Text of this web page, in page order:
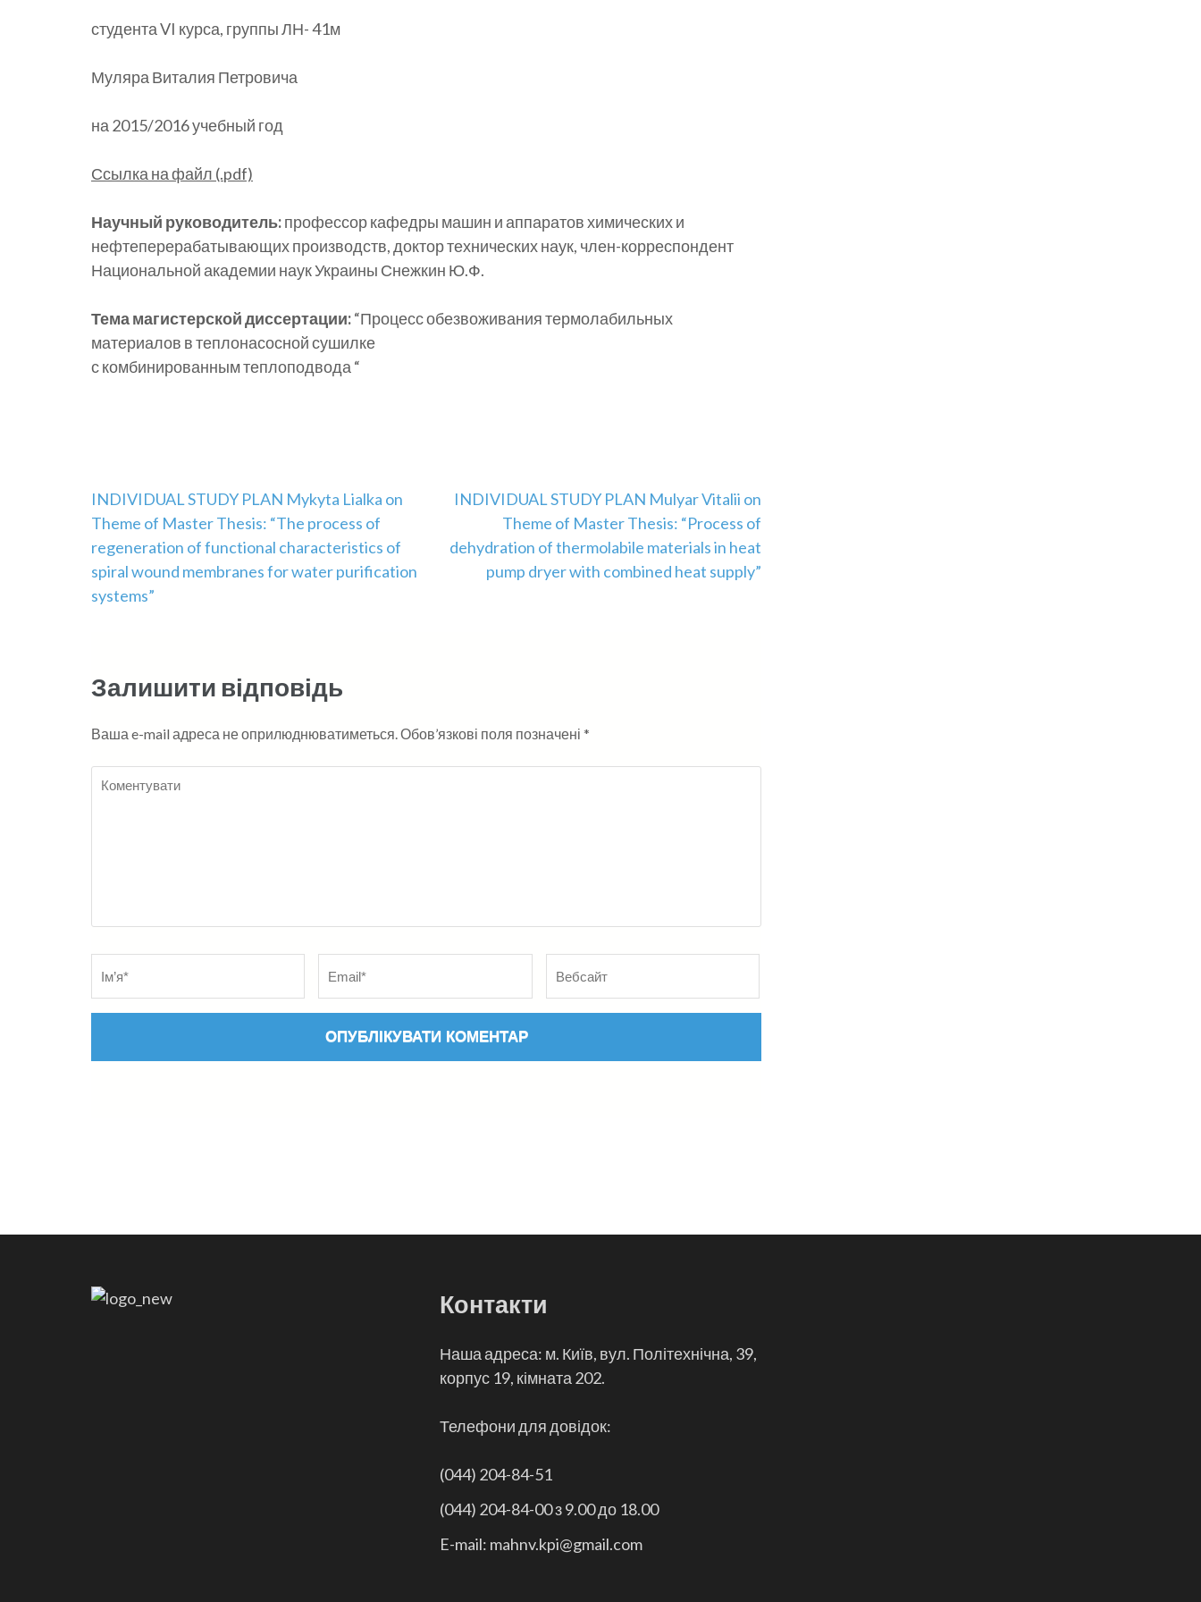
студента VI курса, группы ЛН- 41м
Муляра Виталия Петровича
на 2015/2016 учебный год
Ссылка на файл (.pdf)
Научный руководитель:профессор кафедры машин и аппаратов химических и
нефтеперерабатывающих производств, доктор технических наук, член-корреспондент
Национальной академии наук Украины Снежкин Ю.Ф.
Тема магистерской диссертации:“Процесс обезвоживания термолабильных
материалов в теплонасосной сушилке
с комбинированным теплоподвода “
Навігація
записів
INDIVIDUAL STUDY PLAN Mykyta Lialka on
Theme of Master Thesis: “The process of
regeneration of functional characteristics of
spiral wound membranes for water purification
systems”
INDIVIDUAL STUDY PLAN Mulyar Vitalii on
Theme of Master Thesis: “Process of
dehydration of thermolabile materials in heat
pump dryer with combined heat supply”
Залишити відповідь
Ваша e-mail адреса не оприлюднюватиметься.Обов’язкові поля позначені *
адреса
Контакти
Наша адреса: м. Київ, вул. Політехнічна, 39,
корпус 19, кімната 202.
Телефони для довідок:
(044) 204-84-51
(044) 204-84-00 з 9.00 до 18.00
E-mail: mahnv.kpi@gmail.com